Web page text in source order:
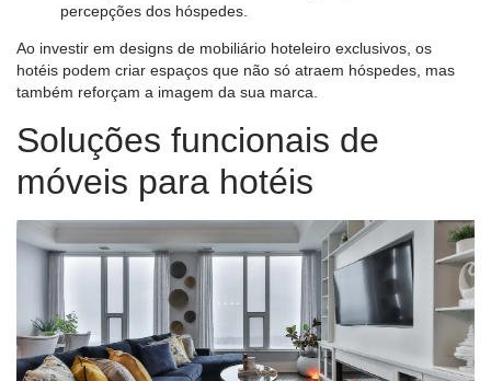
percepções dos hóspedes.
Ao investir em designs de mobiliário hoteleiro exclusivos, os
hotéis podem criar espaços que não só atraem hóspedes, mas
também reforçam a imagem da sua marca.
Soluções funcionais de
móveis para hotéis